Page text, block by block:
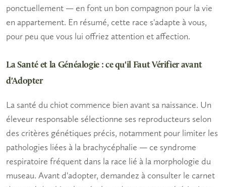
ponctuellement — en font un bon compagnon pour la vie
en appartement. En résumé, cette race s'adapte à vous,
pour peu que vous lui offriez attention et affection.
La Santé et la Généalogie : ce qu'il Faut Vérifier avant
d'Adopter
La santé du chiot commence bien avant sa naissance. Un
éleveur responsable sélectionne ses reproducteurs selon
des critères génétiques précis, notamment pour limiter les
pathologies liées à la brachycéphalie — ce syndrome
respiratoire fréquent dans la race lié à la morphologie du
museau. Avant d'adopter, demandez à consulter le carnet